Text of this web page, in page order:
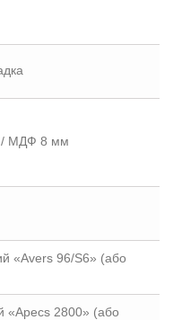
МДФ 8 мм
«Avers 96/S6» (або
«Apecs 2800» (або